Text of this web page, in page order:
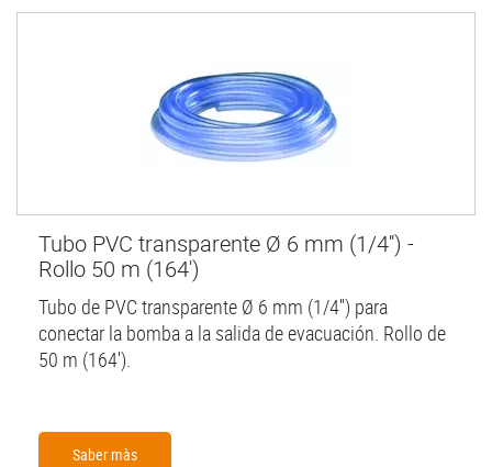
Tubo PVC transparente Ø 6 mm (1/4'') -
Rollo 50 m (164')
Tubo de PVC transparente Ø 6 mm (1/4'') para
conectar la bomba a la salida de evacuación. Rollo de
50 m (164').
Saber màs